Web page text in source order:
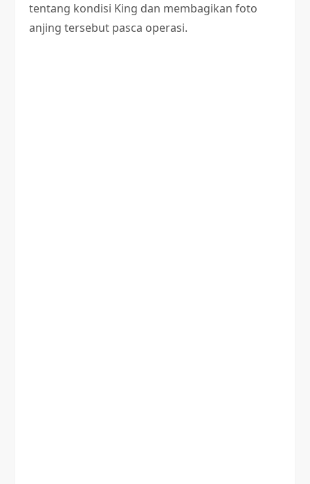
tentang kondisi King dan membagikan foto
anjing tersebut pasca operasi.